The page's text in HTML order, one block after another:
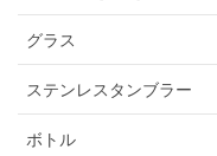
グラス
ステンレスタンブラー
ボトル